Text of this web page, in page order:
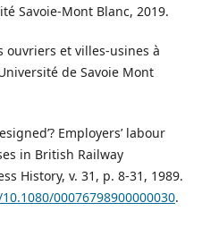
Savoie-Mont Blanc, 2019.
ouvriers et villes-usines à
de Savoie Mont
Employers’ labour
in British Railway
History, v. 31, p. 8-31, 1989.
00076798900000030.